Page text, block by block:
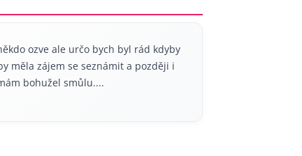
ozve ale určo bych byl rád kdyby
měla zájem se seznámit a později i
bohužel smůlu....